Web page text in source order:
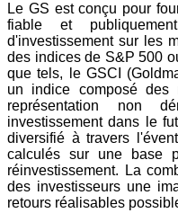
Le GS est conçu pour
fiable et
d'investissement sur les
des indices de S&P 500
que tels, le GSCI
un indice composé des
représentation non
investissement dans le
diversifié à travers
calculés sur une base
réinvestissement. La
des investisseurs une
retours réalisables